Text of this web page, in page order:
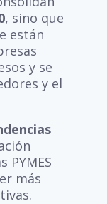
, sino que
están
y se
y el
PYMES
más